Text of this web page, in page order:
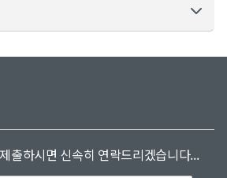
출하시면 신속히 연락드리겠습니다...